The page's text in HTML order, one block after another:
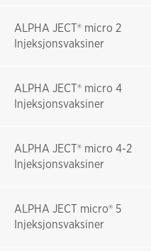
ALPHA JECT® micro 2
Injeksjonsvaksiner
ALPHA JECT® micro 4
Injeksjonsvaksiner
ALPHA JECT® micro 4-2
Injeksjonsvaksiner
ALPHA JECT micro® 5
Injeksjonsvaksiner